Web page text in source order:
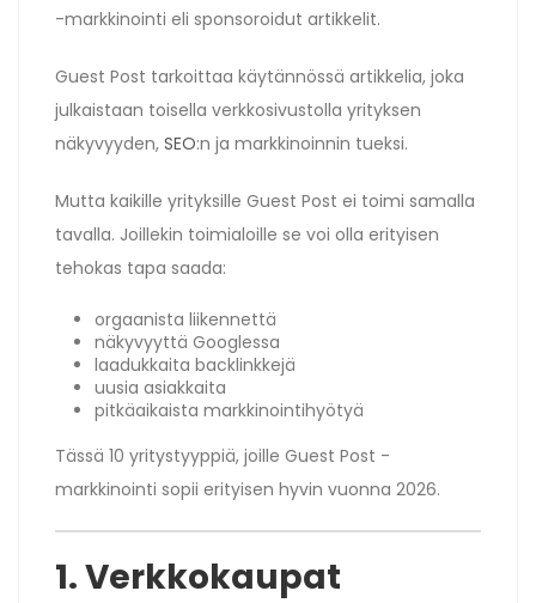
-markkinointi eli sponsoroidut artikkelit.
Guest Post tarkoittaa käytännössä artikkelia, joka
julkaistaan toisella verkkosivustolla yrityksen
näkyvyyden, SEO:n ja markkinoinnin tueksi.
Mutta kaikille yrityksille Guest Post ei toimi samalla
tavalla. Joillekin toimialoille se voi olla erityisen
tehokas tapa saada:
orgaanista liikennettä
näkyvyyttä Googlessa
laadukkaita backlinkkejä
uusia asiakkaita
pitkäaikaista markkinointihyötyä
Tässä 10 yritystyyppiä, joille Guest Post -
markkinointi sopii erityisen hyvin vuonna 2026.
1. Verkkokaupat